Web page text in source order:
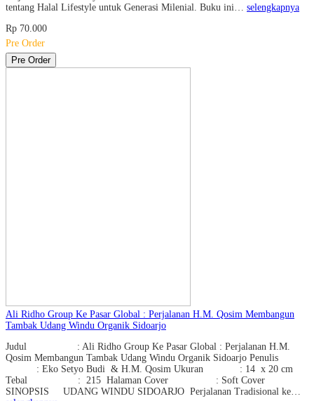
tentang Halal Lifestyle untuk Generasi Milenial. Buku ini… selengkapnya
Rp 70.000
Pre Order
Pre Order
Ali Ridho Group Ke Pasar Global : Perjalanan H.M. Qosim Membangun
Tambak Udang Windu Organik Sidoarjo
Judul : Ali Ridho Group Ke Pasar Global : Perjalanan H.M.
Qosim Membangun Tambak Udang Windu Organik Sidoarjo Penulis
: Eko Setyo Budi & H.M. Qosim Ukuran : 14 x 20 cm
Tebal : 215 Halaman Cover : Soft Cover
SINOPSIS UDANG WINDU SIDOARJO Perjalanan Tradisional ke…